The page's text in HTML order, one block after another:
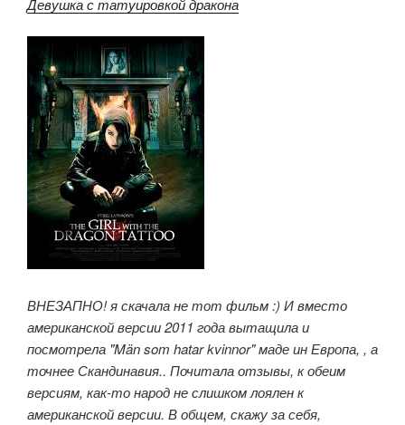
Девушка с татуировкой дракона
ВНЕЗАПНО! я скачала не тот фильм :) И вместо
американской версии 2011 года вытащила и
посмотрела "Män som hatar kvinnor" маде ин Европа, , а
точнее Скандинавия.. Почитала отзывы, к обеим
версиям, как-то народ не слишком лоялен к
американской версии. В общем, скажу за себя,